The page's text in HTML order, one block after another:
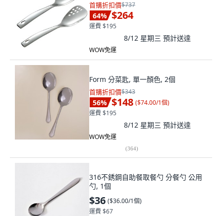
首購折扣價$737
64% $264
運費 $195
8/12 星期三 預計送達
WOW免運
Form 分菜匙, 單一顏色, 2個
首購折扣價$343
56% $148 ($74.00/1個)
運費 $195
8/12 星期三 預計送達
WOW免運
(364)
316不銹鋼自助餐取餐勺 分餐勺 公用
勺, 1個
$36 ($36.00/1個)
運費 $67